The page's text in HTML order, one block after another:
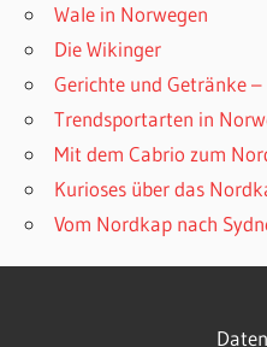
Wale in Norwegen
Die Wikinger
Gerichte und Getränke
Trendsportarten in
Mit dem Cabrio zum
Kurioses über das
Vom Nordkap nach